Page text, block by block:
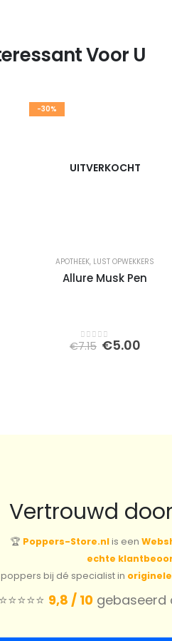
Voor U
-30%
UITVERKOCHT
APOTHEEK, LUST OPWEKKERS
Allure Musk Pen
0out of 5
€7.15 €5.00
Vertrouwd
🏆 Poppers-Store.nlis een
echte
bij dé specialist in
⭐️⭐️⭐️⭐️⭐️ 9,8 / 10gebaseerd